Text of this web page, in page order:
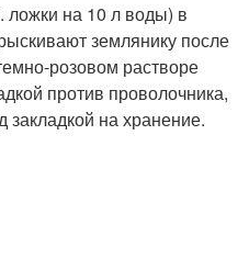
ложки на 10 л воды) в
землянику после
розовом растворе
против проволочника,
на хранение.